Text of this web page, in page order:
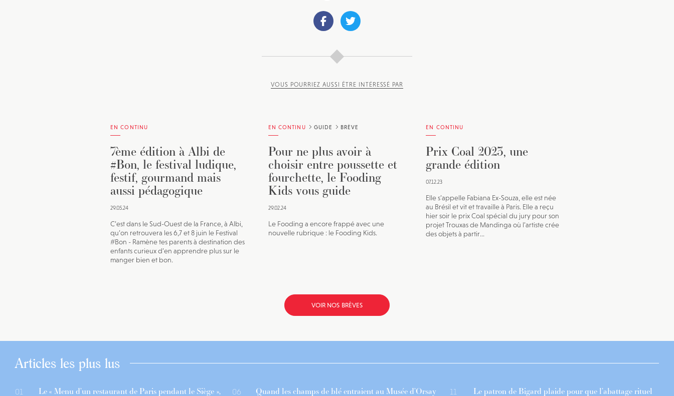
VOUS POURRIEZ AUSSI ÊTRE INTÉRESSÉ PAR
EN CONTINU
7ème édition à Albi de
#Bon, le festival ludique,
festif, gourmand mais
aussi pédagogique
29.05.24
C’est dans le Sud-Ouest de la France, à Albi,
qu’on retrouvera les 6,7 et 8 juin le Festival
#Bon - Ramène tes parents à destination des
enfants curieux d’en apprendre plus sur le
manger bien et bon.
EN CONTINU GUIDE BRÈVE
Pour ne plus avoir à
choisir entre poussette et
fourchette, le Fooding
Kids vous guide
29.02.24
Le Fooding a encore frappé avec une
nouvelle rubrique : le Fooding Kids.
EN CONTINU
Prix Coal 2023, une
grande édition
07.12.23
Elle s’appelle Fabiana Ex-Souza, elle est née
au Brésil et vit et travaille à Paris. Elle a reçu
hier soir le prix Coal spécial du jury pour son
projet Trouxas de Mandinga où l’artiste crée
des objets à partir...
VOIR NOS BRÈVES
Articles les plus lus
01 Le « Menu d’un restaurant de Paris pendant le Siège », 06 Quand les champs de blé entraient au Musée d’Orsay 11 Le patron de Bigard plaide pour que l’abattage rituel